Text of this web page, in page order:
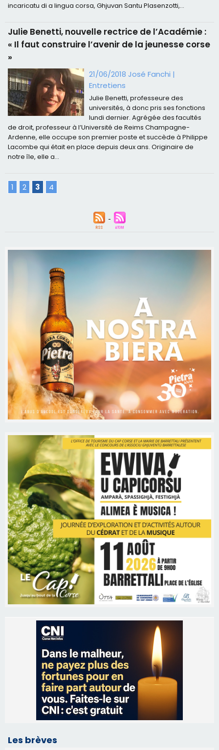
incaricatu di a lingua corsa, Ghjuvan Santu Plasenzotti,...
Julie Benetti, nouvelle rectrice de l’Académie :
« Il faut construire l’avenir de la jeunesse corse
»
21/06/2018 José Fanchi |
Entretiens
Julie Benetti, professeure des
universités, à donc pris ses fonctions
lundi dernier. Agrégée des facultés
de droit, professeur à l’Université de Reims Champagne-
Ardenne, elle occupe son premier poste et succède à Philippe
Lacombe qui était en place depuis deux ans. Originaire de
notre île, elle a...
1 2 3 4
Les brèves